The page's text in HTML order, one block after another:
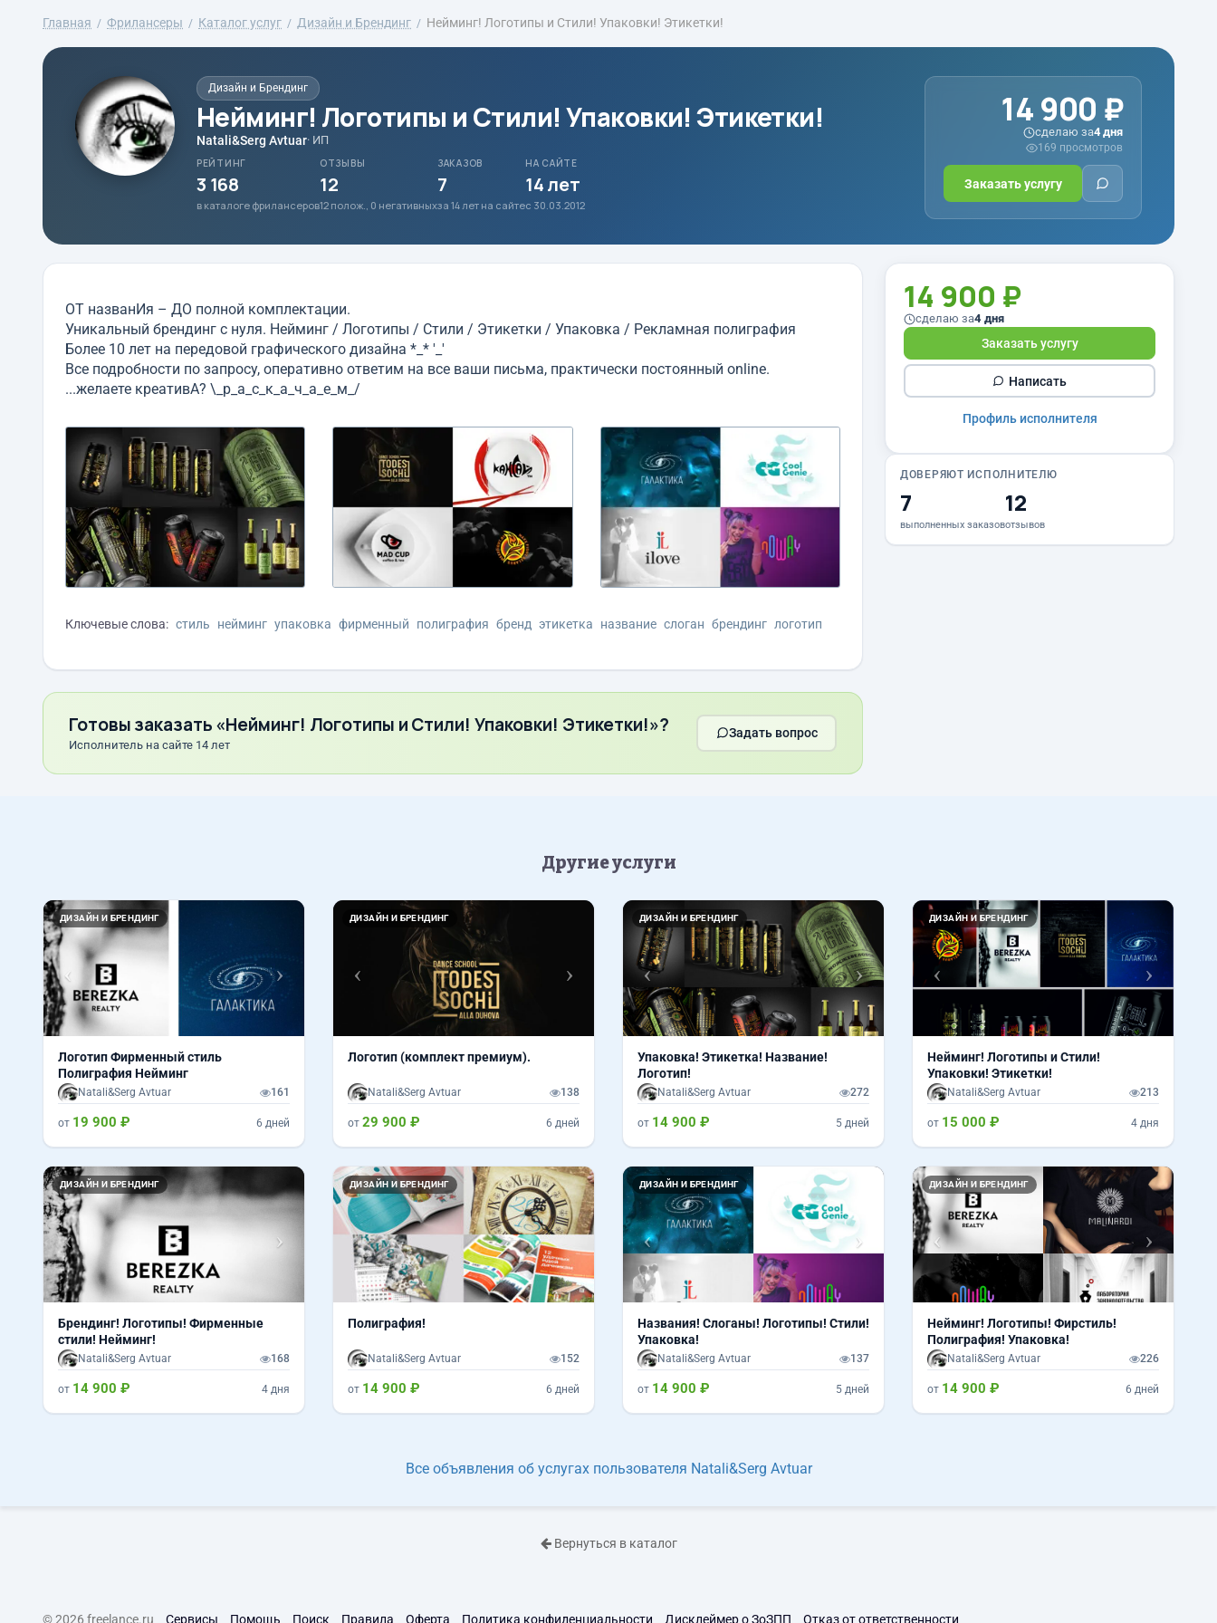
Главная Фрилансеры Каталог услуг Дизайн и Брендинг Нейминг! Логотипы и Стили! Упаковки! Этикетки!
Дизайн и Брендинг
Нейминг! Логотипы и Стили! Упаковки! Этикетки!
Natali&Serg Avtuar· ИП
РЕЙТИНГ
3 168
в каталоге фрилансеров
ОТЗЫВЫ
12
12 полож., 0 негативных
ЗАКАЗОВ
7
за 14 лет на сайте
НА САЙТЕ
14 лет
с 30.03.2012
14 900 ₽
сделаю за4 дня
169 просмотров
Заказать услугу
ОТ названИя – ДО полной комплектации.
Уникальный брендинг с нуля. Нейминг / Логотипы / Стили / Этикетки / Упаковка / Рекламная полиграфия
Более 10 лет на передовой графического дизайна *_* '_'
Все подробности по запросу, оперативно ответим на все ваши письма, практически постоянный online.
...желаете креативА? \_р_а_с_к_а_ч_а_е_м_/
Ключевые слова: стиль нейминг упаковка фирменный полиграфия бренд этикетка название слоган брендинг логотип
Готовы заказать «Нейминг! Логотипы и Стили! Упаковки! Этикетки!»?
Исполнитель на сайте 14 лет
Задать вопрос
14 900 ₽
сделаю за4 дня
Заказать услугу
Написать
Профиль исполнителя
ДОВЕРЯЮТ ИСПОЛНИТЕЛЮ
7
выполненных заказов
12
отзывов
Другие услуги
ДИЗАЙН И БРЕНДИНГ
Назад Вперед
Логотип Фирменный стиль
Полиграфия Нейминг
Natali&Serg Avtuar 161
от 19 900 ₽ 6 дней
ДИЗАЙН И БРЕНДИНГ
Назад Вперед
Логотип (комплект премиум).
Natali&Serg Avtuar 138
от 29 900 ₽ 6 дней
ДИЗАЙН И БРЕНДИНГ
Назад Вперед
Упаковка! Этикетка! Название!
Логотип!
Natali&Serg Avtuar 272
от 14 900 ₽ 5 дней
ДИЗАЙН И БРЕНДИНГ
Назад Вперед
Нейминг! Логотипы и Стили!
Упаковки! Этикетки!
Natali&Serg Avtuar 213
от 15 000 ₽ 4 дня
ДИЗАЙН И БРЕНДИНГ
Назад Вперед
Брендинг! Логотипы! Фирменные
стили! Нейминг!
Natali&Serg Avtuar 168
от 14 900 ₽ 4 дня
ДИЗАЙН И БРЕНДИНГ
Полиграфия!
Natali&Serg Avtuar 152
от 14 900 ₽ 6 дней
ДИЗАЙН И БРЕНДИНГ
Назад Вперед
Названия! Слоганы! Логотипы! Стили!
Упаковка!
Natali&Serg Avtuar 137
от 14 900 ₽ 5 дней
ДИЗАЙН И БРЕНДИНГ
Назад Вперед
Нейминг! Логотипы! Фирстиль!
Полиграфия! Упаковка!
Natali&Serg Avtuar 226
от 14 900 ₽ 6 дней
Все объявления об услугах пользователя Natali&Serg Avtuar
Вернуться в каталог
© 2026 freelance.ru Сервисы Помощь Поиск Правила Оферта Политика конфиденциальности Дисклеймер о ЗоЗПП Отказ от ответственности